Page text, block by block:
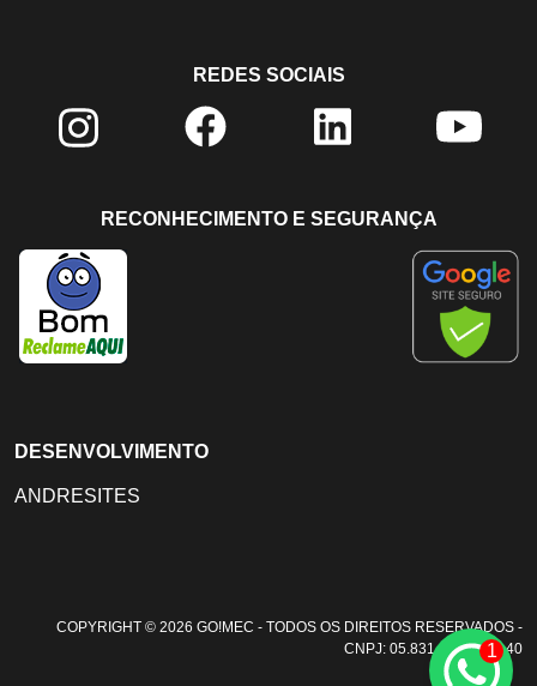
REDES SOCIAIS
RECONHECIMENTO E SEGURANÇA
DESENVOLVIMENTO
ANDRESITES
COPYRIGHT © 2026 GO!MEC - TODOS OS DIREITOS RESERVADOS -
CNPJ: 05.831.108/0001-40
1